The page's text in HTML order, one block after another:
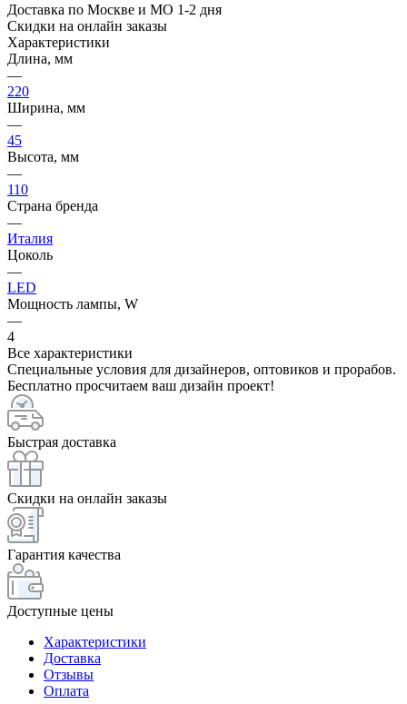
Доставка по Москве и МО 1-2 дня
Скидки на онлайн заказы
Характеристики
Длина, мм
—
220
Ширина, мм
—
45
Высота, мм
—
110
Страна бренда
—
Италия
Цоколь
—
LED
Мощность лампы, W
—
4
Все характеристики
Специальные условия для дизайнеров, оптовиков и прорабов.
Бесплатно просчитаем ваш дизайн проект!
Быстрая доставка
Скидки на онлайн заказы
Гарантия качества
Доступные цены
Характеристики
Доставка
Отзывы
Оплата